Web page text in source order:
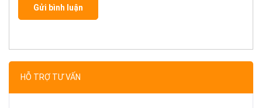
HỖ TRỢ TƯ VẤN
Gửi bình luận